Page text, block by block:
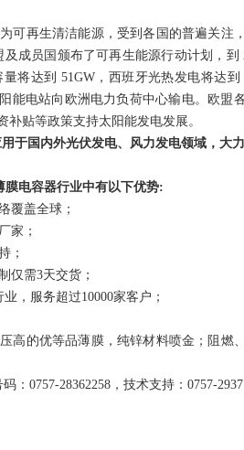
可再生清洁能源，受到各国的普遍关注
及成员国颁布了可再生能源行动计划，到
将达到 51GW，西班牙光热发电将达到
能电站向欧洲电力负荷中心输电。欧盟
贴等政策支持太阳能发电发展。
于国内外光伏发电、风力发电领域，大
膜电容器行业中有以下优势:
覆盖全球；
家；
；
仅需3天交货；
业，服务超过10000家客户；
高的优等品薄膜，纯锌材料喷金；阻燃
： 0757-28362258，技术支持： 0757-